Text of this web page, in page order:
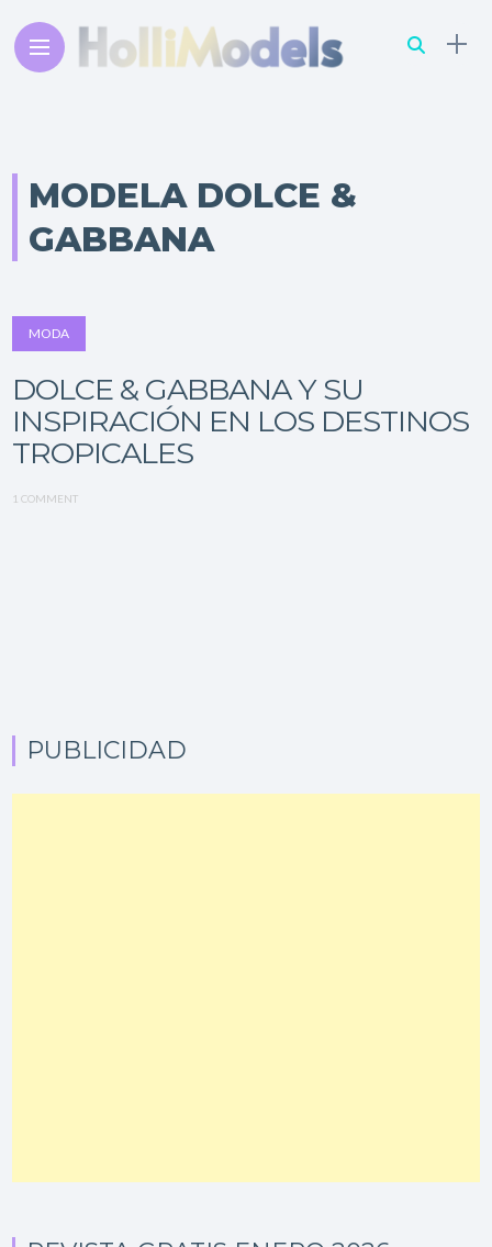
MODELA DOLCE &
GABBANA
MODA
DOLCE & GABBANA Y SU
INSPIRACIÓN EN LOS DESTINOS
TROPICALES
1 COMMENT
PUBLICIDAD